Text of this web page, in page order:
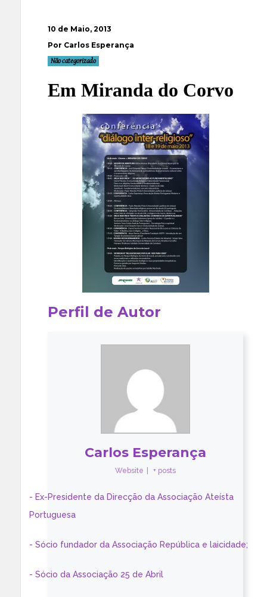
10 de Maio, 2013
Por Carlos Esperança
Não categorizado
Em Miranda do Corvo
Perfil de Autor
Carlos Esperança
Website + posts
- Ex-Presidente da Direcção da Associação Ateísta
Portuguesa
- Sócio fundador da Associação República e laicidade;
- Sócio da Associação 25 de Abril